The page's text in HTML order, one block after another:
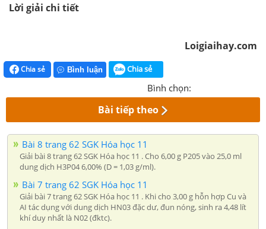
Lời giải chi tiết
Loigiaihay.com
Chia sẻ Bình luận Chia sẻ
Bình chọn:
Bài tiếp theo
Bài 8 trang 62 SGK Hóa học 11
Giải bài 8 trang 62 SGK Hóa học 11 . Cho 6,00 g P205 vào 25,0 ml
dung dịch H3P04 6,00% (D = 1,03 g/ml).
Bài 7 trang 62 SGK Hóa học 11
Giải bài 7 trang 62 SGK Hóa học 11 . Khi cho 3,00 g hỗn hợp Cu và
AI tác dụng với dung dịch HN03 đặc dư, đun nóng, sinh ra 4,48 lít
khí duy nhất là N02 (đktc).